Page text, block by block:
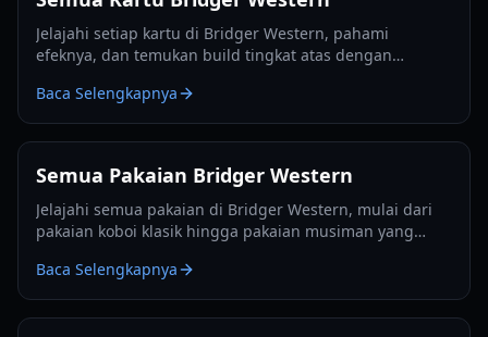
Jelajahi setiap kartu di Bridger Western, pahami
efeknya, dan temukan build tingkat atas dengan
2026.
Baca Selengkapnya
Semua Pakaian Bridger Western
Jelajahi semua pakaian di Bridger Western, mulai dari
pakaian koboi klasik hingga pakaian musiman yang
tahun 2026.
Baca Selengkapnya